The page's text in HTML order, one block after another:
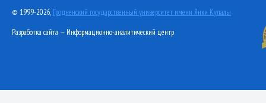
© 1999-2026, Гродненский государственный университет имени Янки Купалы
Разработка сайта — Информационно-аналитический центр